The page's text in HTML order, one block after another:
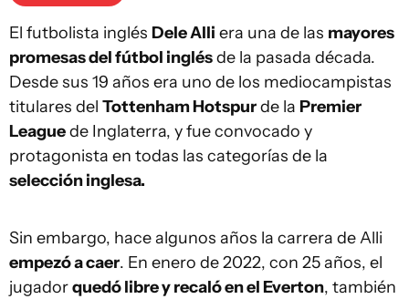
El futbolista inglés Dele Alli era una de las mayores
promesas del fútbol inglésde la pasada década.
Desde sus 19 años era uno de los mediocampistas
titulares del Tottenham Hotspurde la Premier
Leaguede Inglaterra, y fue convocado y
protagonista en todas las categorías de la
selección inglesa.
Sin embargo, hace algunos años la carrera de Alli
empezó a caer. En enero de 2022, con 25 años, el
jugadorquedó libre y recaló en el Everton, también